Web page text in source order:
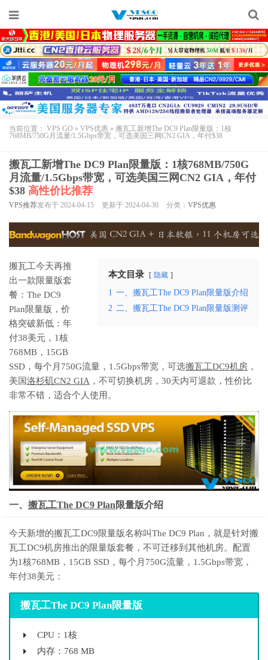
当前位置： VPS GO » VPS优惠 » 搬瓦工新增The DC9 Plan限量版：1核
768MB/750G月流量/1.5Gbps带宽，可选美国三网CN2 GIA，年付$38
搬瓦工新增The DC9 Plan限量版：1核768MB/750G
月流量/1.5Gbps带宽，可选美国三网CN2 GIA，年付
$38 高性价比推荐
VPS推荐发布于 2024-04-15 更新于 2024-04-30 分类： VPS优惠
本文目录 隐藏
1 一、搬瓦工The DC9 Plan限量版介绍
2 二、搬瓦工The DC9 Plan限量版测评
搬瓦工今天再推
出一款限量版套
餐：The DC9
Plan限量版，价
格突破新低：年
付38美元，1核
768MB，15GB
SSD，每个月750G流量，1.5Gbps带宽，可选搬瓦工DC9机房 ，
美国洛杉矶CN2 GIA ，不可切换机房，30天内可退款，性价比
非常不错，适合个人使用。
一、 搬瓦工The DC9 Plan限量版介绍
今天新增的搬瓦工DC9限量版名称叫The DC9 Plan，就是针对搬
瓦工DC9机房推出的限量版套餐，不可迁移到其他机房。配置
为1核768MB，15GB SSD，每个月750G流量，1.5Gbps带宽，
年付38美元：
搬瓦工The DC9 Plan限量版
CPU：1核
内存：768 MB